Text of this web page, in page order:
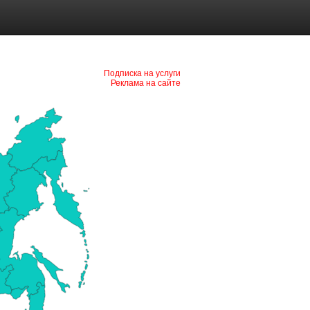
Подписка на услуги
Реклама на сайте